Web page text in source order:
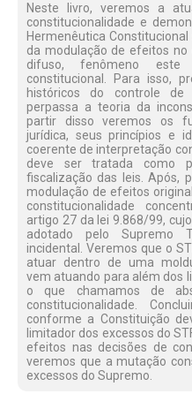
Neste livro, veremos a
constitucionalidade e
Hermenêutica
da modulação de efeitos
difuso, fenômeno este
constitucional. Para isso,
históricos do controle
perpassa a teoria da
partir disso veremos os
jurídica, seus princípios e
coerente de interpretação
deve ser tratada como
fiscalização das leis. Após,
modulação de efeitos
constitucionalidade
artigo 27 da lei 9.868/99,
adotado pelo Supremo
incidental. Veremos que o
atuar dentro de uma
vem atuando para além dos
o que chamamos de
constitucionalidade.
conforme a Constituição
limitador dos excessos do
efeitos nas decisões de
veremos que a mutação
excessos do Supremo.